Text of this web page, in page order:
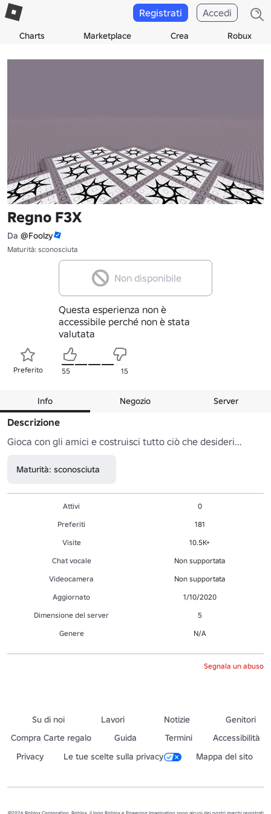
Charts Marketplace Crea Robux
Registrati Accedi
Regno F3X
Da @Foolzy
Maturità: sconosciuta
Non disponibile
Questa esperienza non è
accessibile perché non è stata
valutata
Preferito 55 15
Info Negozio Server
Descrizione
Gioca con gli amici e costruisci tutto ciò che desideri...
Maturità: sconosciuta
Attivi
0
Preferiti
181
Visite
10.5K+
Chat vocale
Non supportata
Videocamera
Non supportata
Aggiornato
1/10/2020
Dimensione del server
5
Genere
N/A
Segnala un abuso
Su di noi Lavori Notizie
Genitori
Compra Carte regalo
Guida Termini
Accessibilità
Privacy
Le tue scelte sulla privacy Mappa del sito
©2026 Roblox Corporation. Roblox, il logo Roblox e Powering Imagination sono alcuni dei nostri marchi registrati